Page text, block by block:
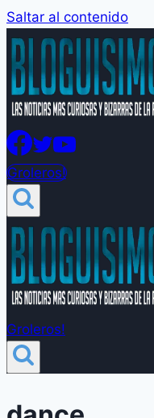
Saltar al contenido
Groleros!
Groleros!